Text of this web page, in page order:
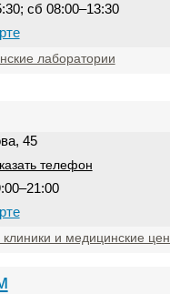
сб 08:00–13:30
лаборатории
45
телефон
клиники и медицинские